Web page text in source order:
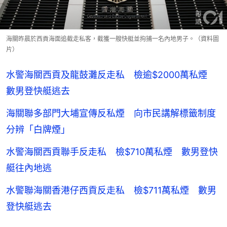
海關昨晨於西貢海面追截走私客，截獲一艘快艇並拘捕一名內地男子。（資料圖
片）
水警海關西貢及龍鼓灘反走私 檢逾$2000萬私煙
數男登快艇逃去
海關聯多部門大埔宣傳反私煙 向市民講解標籤制度
分辨「白牌煙」
水警海關西貢聯手反走私 檢$710萬私煙 數男登快
艇往內地逃
水警聯海關香港仔西貢反走私 檢$711萬私煙 數男
登快艇逃去